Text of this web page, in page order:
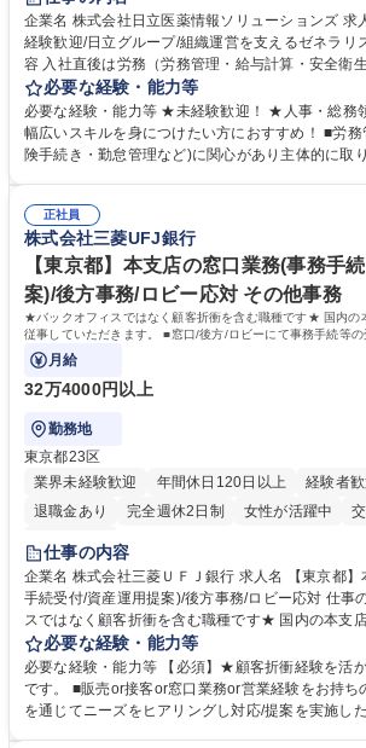
育休あり 完全週休2日制 交通費支給 土日祝
企業名 株式会社日立医薬情報ソリューションズ 求人名 【総務・人事】未
経験歓迎/日立グループ/組織運営を支えるゼネラリストを
容 入社直後は労務（労務管理・給与計算・安全衛
任せいたします。将来は総務・採用・教育業務へ守
営を支えるゼネラリストをめざせます。 ・初期業務：労働時間管理、給与
計算、社会保険対応、福利厚生管理、安全衛生、
します。ご経験に応じて、休職者管理など、幅広く
幅広く経験を積みたい意欲がある方に最適な環境です。 募集職種
務・人事】未経験歓迎/日立グループ/組織運営を支
指す
必要な経験・能力等
必要な経験・能力等 ★未経験歓迎！ ★人事・総務
幅広いスキルを身につけたい方におすすめ！ ■労務管理(給与計算・社会保
険手続き・勤怠管理など)に関心があり主体的に取
のご経験 ■労務管理（給与計算・社会保険手続き・
■衛生管理者の資格をお持ちの方 学歴・資格 学歴：大学院 大学 高専 短大
専修学校 高校 語学力： 資格：
正社員
株式会社三菱UFJ銀行
【東京都】本支店の窓口業務(事務手
案)/後方事務/ロビー応対 その他事務
★バックオフィスではなく顧客折衝を含む職種です★ 国内の
従事していただきます。 ■窓口/後方/ロビーにて事務手続等の
客様対応
月給
32万4000円以上
勤務地
東京都23区
業界未経験歓迎
年間休日120日以上 経験者
退職金あり
完全週休2日制 女性が活躍中
土日祝休み
仕事の内容
企業名 株式会社三菱ＵＦＪ銀行 求人名 【東京都】本支店の窓口業務(事務
手続受付/資産運用提案)/後方事務/ロビー応対 仕事の内容 ★バックオフィ
スではなく顧客折衝を含む職種です★ 国内の本支
事していただきます。 ■窓口/後方/ロビーにて事務
ーション、お客様対応 ■窓口にて、ご来店された個人のお客様に対して金
融商品のご提案 ■効率的な事務運用の検討・構築
に必ずご覧ください≫ ※記事 https://
必要な経験・能力等
必要な経験・能力等 【必須】★顧客折衝経験を活
です。 ■販売or接客or窓口業務or営業経験をお持
を通じてニーズをヒアリングし対応/提案を実施した経験必須